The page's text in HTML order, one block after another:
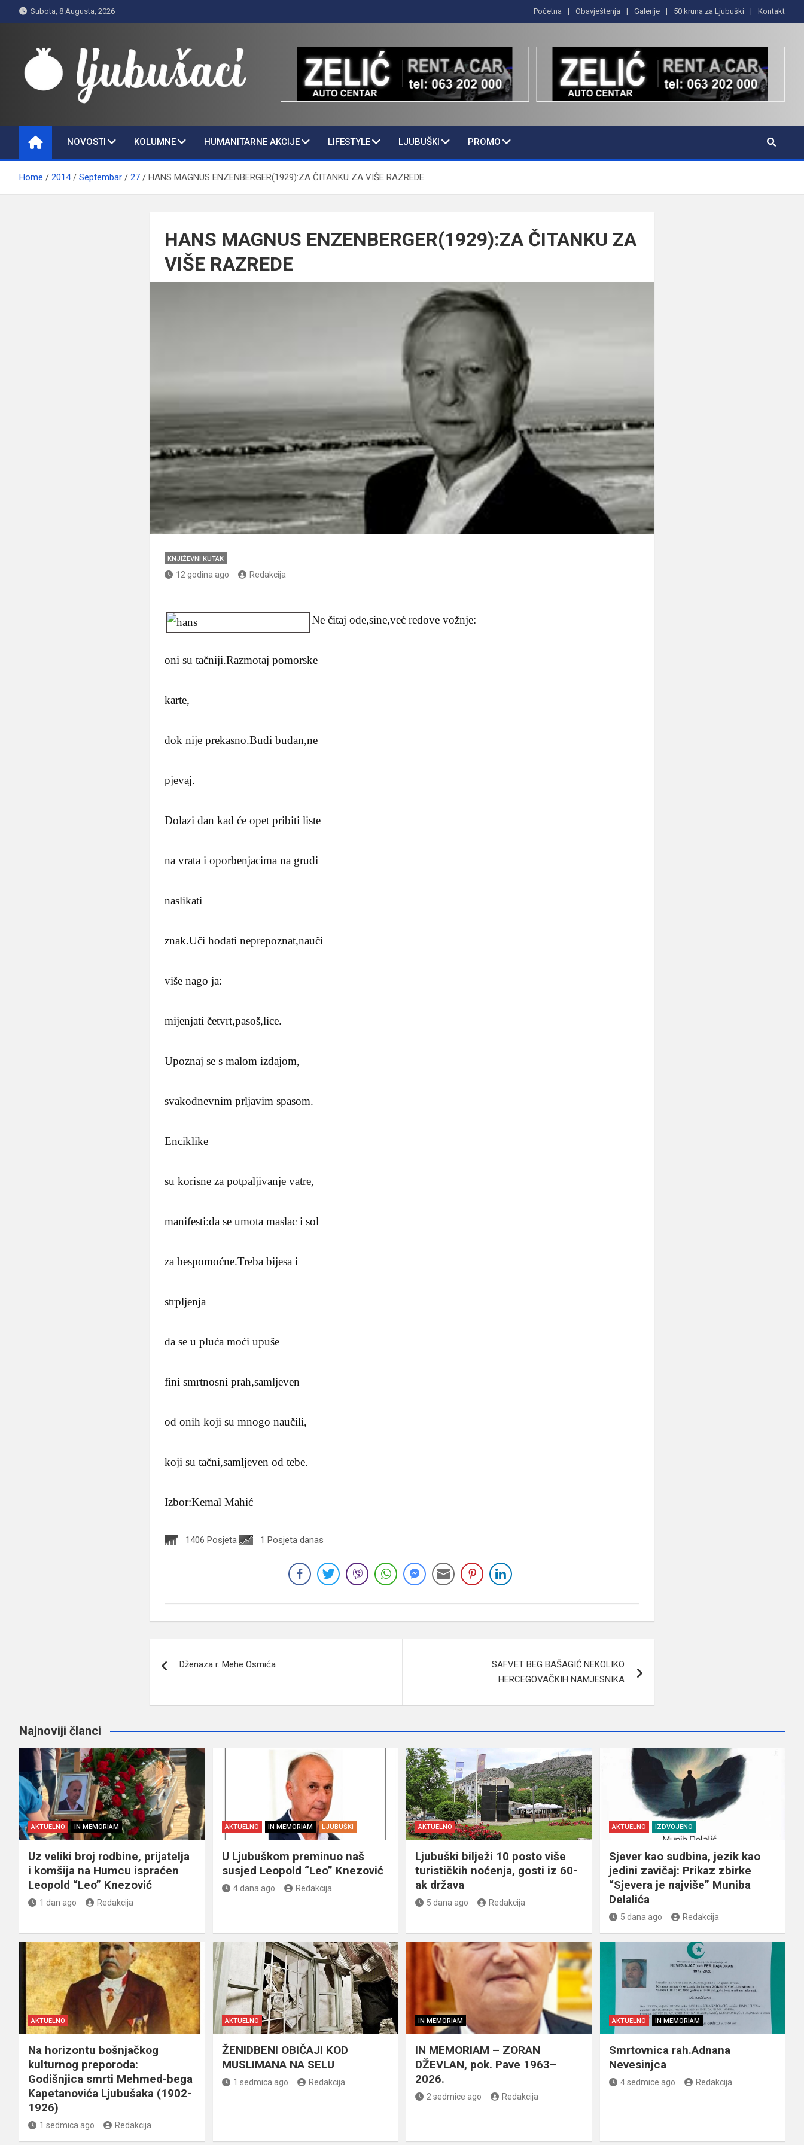
to
Subota, 8 Augusta, 2026 Početna Obavještenja Galerije 50 kruna za Ljubuški Kontakt
Ljubušaci
NOVOSTI KOLUMNE HUMANITARNE AKCIJE LIFESTYLE LJUBUŠKI PROMO
Home 2014 Septembar 27 HANS MAGNUS ENZENBERGER(1929):ZA ČITANKU ZA VIŠE RAZREDE
HANS MAGNUS ENZENBERGER(1929):ZA ČITANKU ZA
VIŠE RAZREDE
KNJIŽEVNI KUTAK
12 godina ago Redakcija
Ne čitaj ode,sine,već redove vožnje:
oni su tačniji.Razmotaj pomorske
karte,
dok nije prekasno.Budi budan,ne
pjevaj.
Dolazi dan kad će opet pribiti liste
na vrata i oporbenjacima na grudi
naslikati
znak.Uči hodati neprepoznat,nauči
više nago ja:
mijenjati četvrt,pasoš,lice.
Upoznaj se s malom izdajom,
svakodnevnim prljavim spasom.
Enciklike
su korisne za potpaljivanje vatre,
manifesti:da se umota maslac i sol
za bespomoćne.Treba bijesa i
strpljenja
da se u pluća moći upuše
fini smrtnosni prah,samljeven
od onih koji su mnogo naučili,
koji su tačni,samljeven od tebe.
Izbor:Kemal Mahić
1406 Posjeta 1 Posjeta danas
članaka
Dženaza r. Mehe Osmića
SAFVET BEG BAŠAGIĆ:NEKOLIKO
HERCEGOVAČKIH NAMJESNIKA
Najnoviji članci
AKTUELNO IN MEMORIAM
Uz veliki broj rodbine, prijatelja
i komšija na Humcu ispraćen
Leopold “Leo” Knezović
1 dan ago Redakcija
AKTUELNO IN MEMORIAM LJUBUŠKI
U Ljubuškom preminuo naš
susjed Leopold “Leo” Knezović
4 dana ago Redakcija
AKTUELNO
Ljubuški bilježi 10 posto više
turističkih noćenja, gosti iz 60-
ak država
5 dana ago Redakcija
AKTUELNO IZDVOJENO
Sjever kao sudbina, jezik kao
jedini zavičaj: Prikaz zbirke
“Sjevera je najviše” Muniba
Delalića
5 dana ago Redakcija
AKTUELNO
Na horizontu bošnjačkog
kulturnog preporoda:
Godišnjica smrti Mehmed-bega
Kapetanovića Ljubušaka (1902-
1926)
1 sedmica ago Redakcija
AKTUELNO
ŽENIDBENI OBIČAJI KOD
MUSLIMANA NA SELU
1 sedmica ago Redakcija
IN MEMORIAM
IN MEMORIAM – ZORAN
DŽEVLAN, pok. Pave 1963–
2026.
2 sedmice ago Redakcija
AKTUELNO IN MEMORIAM
Smrtovnica rah.Adnana
Nevesinjca
4 sedmice ago Redakcija